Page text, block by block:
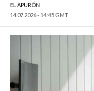
EL APURÓN
14.07.2026 - 14:45 GMT